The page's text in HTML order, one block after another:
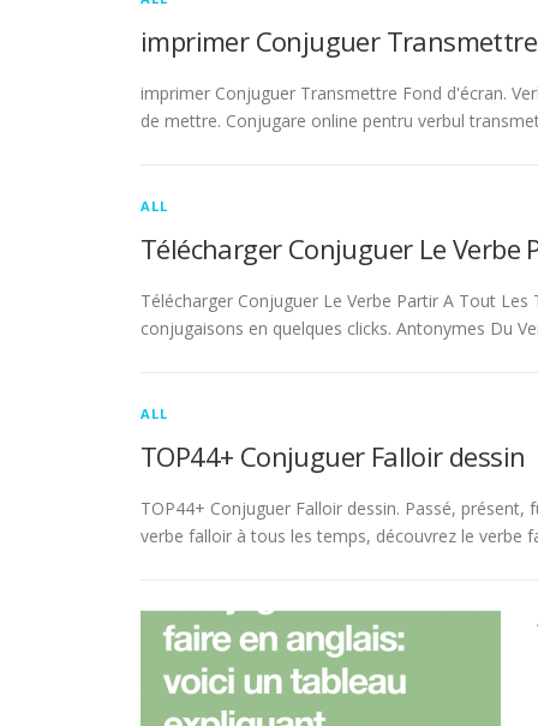
imprimer Conjuguer
imprimer Conjuguer Transmettre Fond d'écran.
de mettre. Conjugare online pentru verbul
ALL
Télécharger Conjuguer Le Verbe
Télécharger Conjuguer Le Verbe Partir A Tout
conjugaisons en quelques clicks. Antonymes Du
ALL
TOP44+ Conjuguer Falloir dessin
TOP44+ Conjuguer Falloir dessin. Passé,
verbe falloir à tous les temps, découvrez le verbe